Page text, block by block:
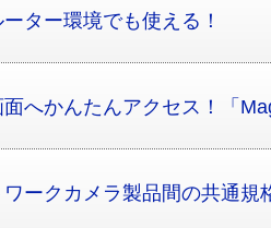
ター環境でも使える！
へかんたんアクセス！「
ワークカメラ製品間の共通